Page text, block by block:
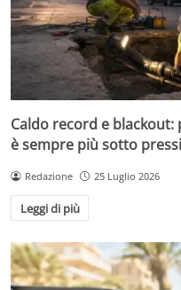
Caldo record e
è sempre più sotto
Redazione 25 Luglio 2026
Leggi di più